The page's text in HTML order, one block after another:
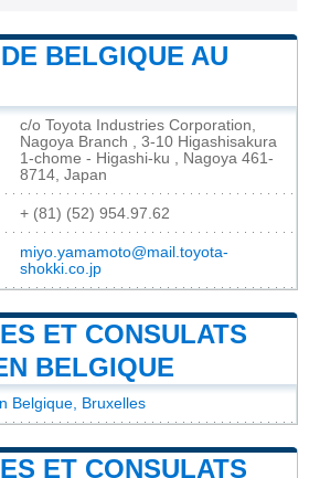
BELGIQUE AU
c/o Toyota Industries Corporation,
Nagoya Branch , 3-10 Higashisakura
1-chome - Higashi-ku , Nagoya 461-
8714, Japan
+ (81) (52) 954.97.62
miyo.yamamoto@mail.toyota-
shokki.co.jp
ET CONSULATS
BELGIQUE
Belgique, Bruxelles
ET CONSULATS